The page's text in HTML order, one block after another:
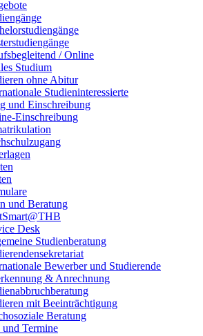
/ Online
Studium
ohne Abitur
Studieninteressierte
und Einschreibung
Einschreibung
und Beratung
Desk
Studienberatung
Bewerber und Studierende
& Anrechnung
mit Beeinträchtigung
Beratung
Termine